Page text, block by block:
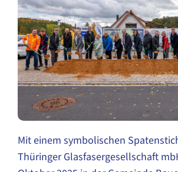
Mit einem symbolischen
Thüringer Glasfasergesellschaft